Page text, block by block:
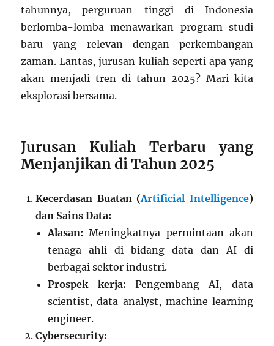
tahunnya, perguruan tinggi di Indonesia
berlomba-lomba menawarkan program studi
baru yang relevan dengan perkembangan
zaman. Lantas, jurusan kuliah seperti apa yang
akan menjadi tren di tahun 2025? Mari kita
eksplorasi bersama.
Jurusan Kuliah Terbaru yang
Menjanjikan di Tahun 2025
Kecerdasan Buatan (Artificial Intelligence)
dan Sains Data:
Alasan: Meningkatnya permintaan akan
tenaga ahli di bidang data dan AI di
berbagai sektor industri.
Prospek kerja: Pengembang AI, data
scientist, data analyst, machine learning
engineer.
Cybersecurity: